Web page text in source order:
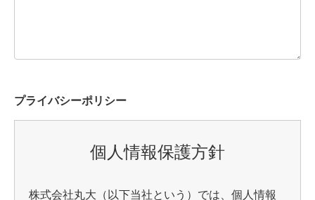
プライバシーポリシー
個人情報保護方針
株式会社丸大（以下当社という）では、個人情報